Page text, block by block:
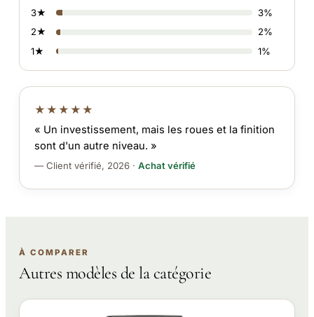
3★
3%
2★
2%
1★
1%
★★★★★
« Un investissement, mais les roues et la finition
sont d'un autre niveau. »
— Client vérifié, 2026 · Achat vérifié
À COMPARER
Autres modèles de la catégorie